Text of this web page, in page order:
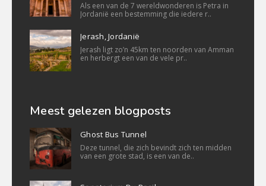
Als een van de 7 wereldwonderen is Petra in
Jordanië een bestemming die iedere r..
Jerash, Jordanië
Jerash ligt zo’n 45km ten noorden van Amman
en herbergt een van de vele pr..
Meest gelezen blogposts
Ghost Bus Tunnel
Deze tunnel, die zich bevindt zich ten midden
van een grote stad, is een van de..